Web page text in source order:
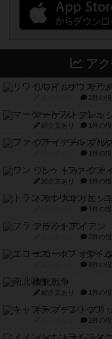
ア
リワイルド：サウ
2件の投
マーケットフレッ
紹介文あり 1件の投
ファイアー・ブル
1件の投
ワン・トゥ・ファ
紹介文あり 1件の投
トランスオリエン
1件の投
フラットアイアン
2件の投
エコーズ・オブ・
8件の投
南北戦争
紹介文あり 1件の投
キャプテン・フリ
2件の投